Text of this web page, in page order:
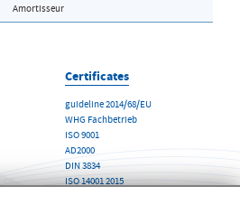
Amortisseur
Certificates
guideline 2014/68/EU
WHG Fachbetrieb
ISO 9001
AD2000
DIN 3834
ISO 14001 2015